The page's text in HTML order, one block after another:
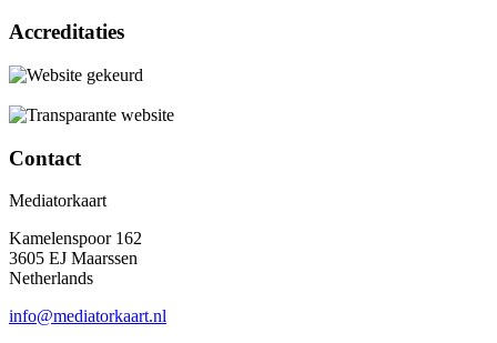
Accreditaties
Contact
Mediatorkaart
Kamelenspoor 162
3605 EJ Maarssen
Netherlands
info@mediatorkaart.nl